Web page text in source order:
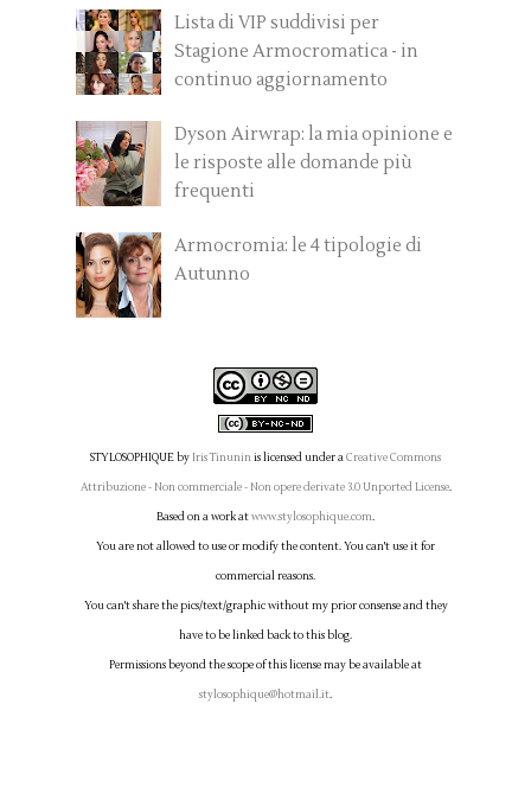
Lista di VIP suddivisi per
Stagione Armocromatica - in
continuo aggiornamento
Dyson Airwrap: la mia opinione e
le risposte alle domande più
frequenti
Armocromia: le 4 tipologie di
Autunno
STYLOSOPHIQUEbyIris Tinuninis licensed under aCreative Commons
Attribuzione - Non commerciale - Non opere derivate 3.0 Unported License.
Based on a work atwww.stylosophique.com.
You are not allowed to use or modify the content. You can't use it for
commercial reasons.
You can't share the pics/text/graphic without my prior consense and they
have to be linked back to this blog.
Permissions beyond the scope of this license may be available at
stylosophique@hotmail.it.